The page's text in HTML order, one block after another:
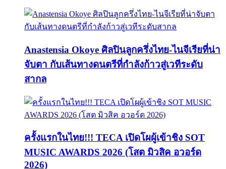
Anastensia Okoye ศิลปินลูกครึ่งไทย-ไนจีเรียที่น่า
จับตา กับเส้นทางดนตรีที่กำลังก้าวสู่เวทีระดับ
สากล
ครั้งแรกในไทย!!! TECA เปิดโผผู้เข้าชิง SOT
MUSIC AWARDS 2026 (โสต มิวสิค อวอร์ด
2026)